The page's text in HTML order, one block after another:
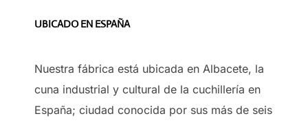
UBICADO EN ESPAÑA
Nuestra fábrica está ubicada en Albacete, la
cuna industrial y cultural de la cuchillería en
España; ciudad conocida por sus más de seis